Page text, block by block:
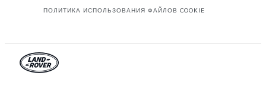
ПОЛИТИКА ИСПОЛЬЗОВАНИЯ ФАЙЛОВ COOKIE